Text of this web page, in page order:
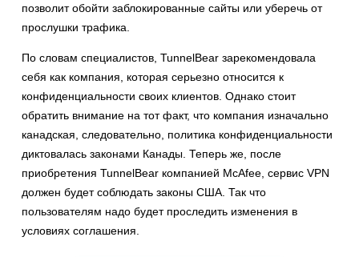
позволит обойти заблокированные сайты или уберечь от
прослушки трафика.
По словам специалистов, TunnelBear зарекомендовала
себя как компания, которая серьезно относится к
конфиденциальности своих клиентов. Однако стоит
обратить внимание на тот факт, что компания изначально
канадская, следовательно, политика конфиденциальности
диктовалась законами Канады. Теперь же, после
приобретения TunnelBear компанией McAfee, сервис VPN
должен будет соблюдать законы США. Так что
пользователям надо будет проследить изменения в
условиях соглашения.